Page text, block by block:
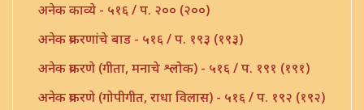
अनेक काव्ये - ५१६ / प. २०० (२००)
अनेक प्रकरणांचे बाड - ५१६ / प. १९३ (१९३)
अनेक प्रकरणे (गीता, मनाचे श्लोक) - ५१६ / प. १९१ (१९१)
अनेक प्रकरणे (गोपीगीत, राधा विलास) - ५१६ / प. १९२ (१९२)